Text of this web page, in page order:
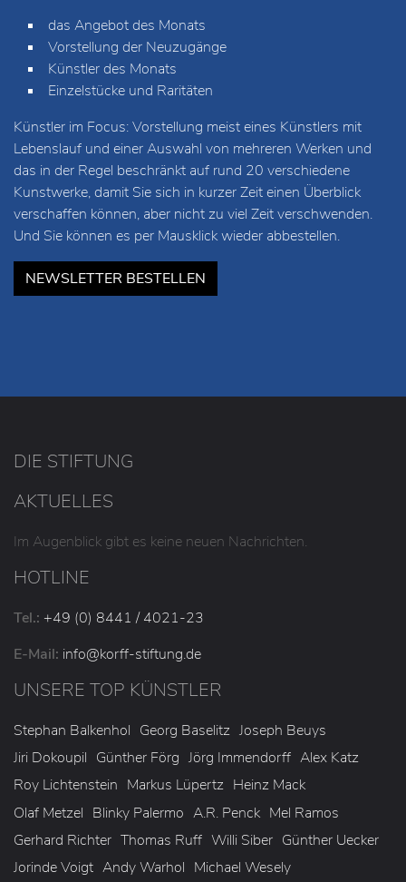
das Angebot des Monats
Vorstellung der Neuzugänge
Künstler des Monats
Einzelstücke und Raritäten
Künstler im Focus: Vorstellung meist eines Künstlers mit
Lebenslauf und einer Auswahl von mehreren Werken und
das in der Regel beschränkt auf rund 20 verschiedene
Kunstwerke, damit Sie sich in kurzer Zeit einen Überblick
verschaffen können, aber nicht zu viel Zeit verschwenden.
Und Sie können es per Mausklick wieder abbestellen.
NEWSLETTER BESTELLEN
DIE STIFTUNG
AKTUELLES
Im Augenblick gibt es keine neuen Nachrichten.
HOTLINE
Tel.: +49 (0) 8441 / 4021-23
E-Mail: info@korff-stiftung.de
UNSERE TOP KÜNSTLER
Stephan Balkenhol Georg Baselitz Joseph Beuys
Jiri Dokoupil Günther Förg Jörg Immendorff Alex Katz
Roy Lichtenstein Markus Lüpertz Heinz Mack
Olaf Metzel Blinky Palermo A.R. Penck Mel Ramos
Gerhard Richter Thomas Ruff Willi Siber Günther Uecker
Jorinde Voigt Andy Warhol Michael Wesely